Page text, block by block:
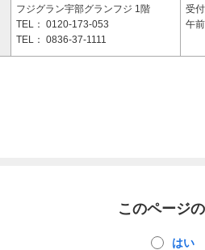
フジグラン宇部グランフジ 1階
TEL： 0120-173-053
TEL： 0836-37-1111
受
午
このページ
はい